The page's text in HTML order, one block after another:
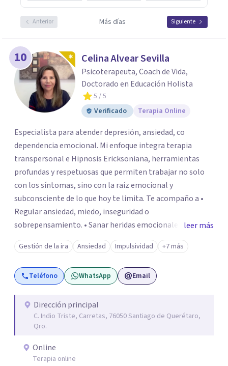
Anterior Más días Siguiente
10 Celina Alvear Sevilla
Psicoterapeuta, Coach de Vida,
Doctorado en Educación Holista
5 / 5
Verificado
Terapia Online
Especialista para atender depresión, ansiedad, co
dependencia emocional. Mi enfoque integra terapia
transpersonal e Hipnosis Ericksoniana, herramientas
profundas y respetuosas que permiten trabajar no solo
con los síntomas, sino con la raíz emocional y
subconsciente de lo que hoy te limita. Te acompaño a •
Regular ansiedad, miedo, inseguridad o
sobrepensamiento. • Sanar heridas emocionales y
fortalecer tu autoestima. . Comprender por qué repites
ciertos patrones o emociones. Puedes superar lo que te
preocupa y lograr tus objetivos más pronto de lo que
imaginas. Contáctame por Wahtsapp. Puedo ayudarte.
leer más
Gestión de la ira Ansiedad Impulsividad +7 más
Teléfono WhatsApp Email
Dirección principal
C. Indio Triste, Carretas, 76050 Santiago de Querétaro,
Qro.
Online
Terapia online